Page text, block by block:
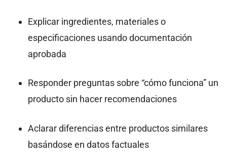
Explicar ingredientes, materiales o
especificaciones usando documentación
aprobada
Responder preguntas sobre “cómo funciona” un
producto sin hacer recomendaciones
Aclarar diferencias entre productos similares
basándose en datos factuales